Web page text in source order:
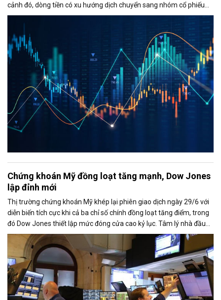
cảnh đó, dòng tiền có xu hướng dịch chuyển sang nhóm cổ phiếu
vừa và nhỏ, đặc biệt là nhóm chứng khoán, giúp thanh khoản thị
Chứng khoán Mỹ đồng loạt tăng mạnh, Dow Jones
lập đỉnh mới
Thị trường chứng khoán Mỹ khép lại phiên giao dịch ngày 29/6 với
diễn biến tích cực khi cả ba chỉ số chính đồng loạt tăng điểm, trong
đó Dow Jones thiết lập mức đóng cửa cao kỷ lục. Tâm lý nhà đầu
tư được cải thiện nhờ căng thẳng giữa Mỹ và Iran có dấu hiệu hạ
nhiệt, trong khi nhóm cổ phiếu công nghệ lấy lại đà tăng trước thềm
mùa công bố kết quả kinh doanh quý II.